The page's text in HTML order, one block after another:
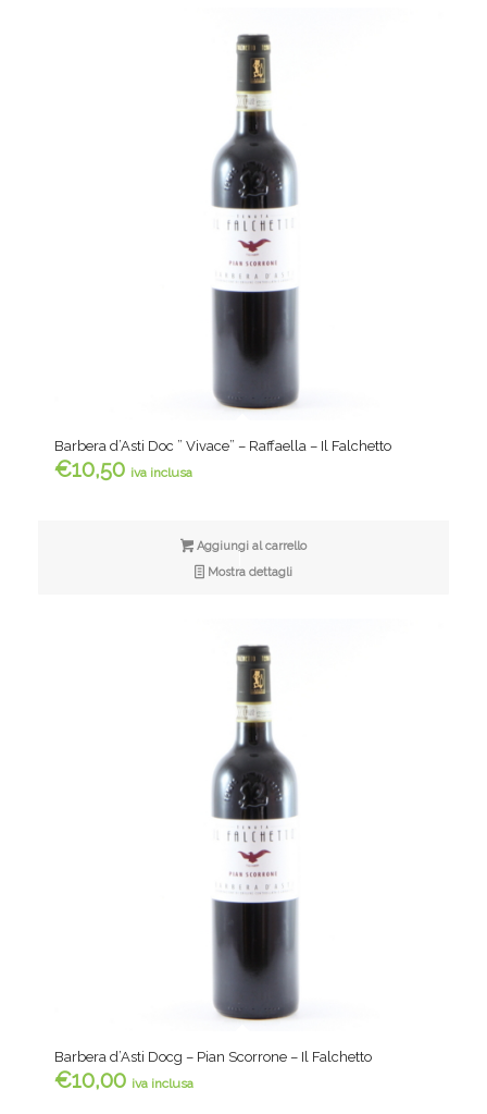
Barbera d’Asti Doc ” Vivace” – Raffaella – Il Falchetto
€10,50 iva inclusa
Aggiungi al carrello
Mostra dettagli
Barbera d’Asti Docg – Pian Scorrone – Il Falchetto
€10,00 iva inclusa